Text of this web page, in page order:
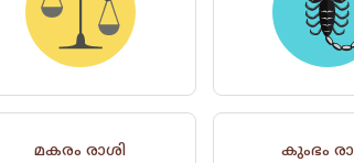
മകരം രാശി കുംഭം